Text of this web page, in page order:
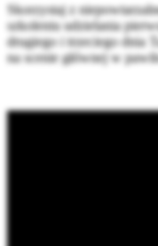
Skorzystaj z
szkoleniu udzielania
drugiego i trzeciego dnia
na scenie głównej w